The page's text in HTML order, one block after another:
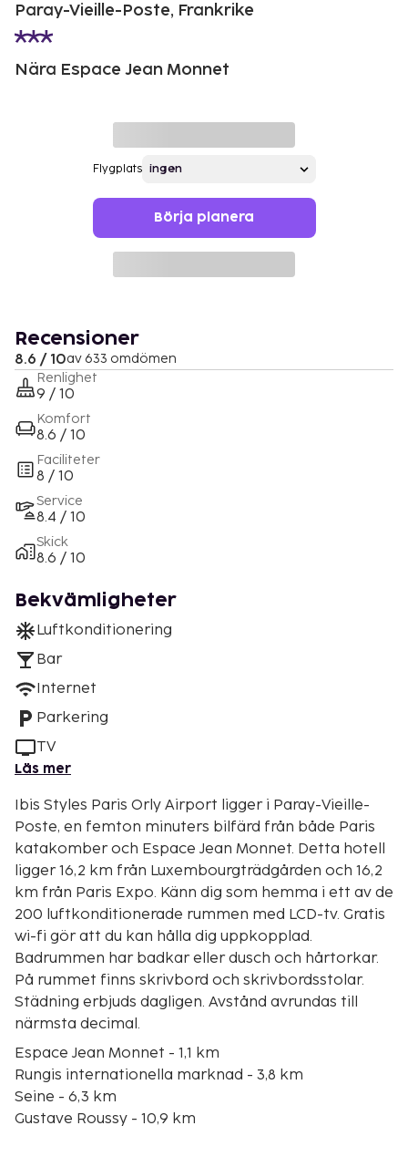
Paray-Vieille-Poste, Frankrike
Nära Espace Jean Monnet
Flygplats
Börja planera
Recensioner
8.6 / 10av 633 omdömen
Renlighet
9 / 10
Komfort
8.6 / 10
Faciliteter
8 / 10
Service
8.4 / 10
Skick
8.6 / 10
Bekvämligheter
Luftkonditionering
Bar
Internet
Parkering
TV
Läs mer
Ibis Styles Paris Orly Airport ligger i Paray-Vieille-
Poste, en femton minuters bilfärd från både Paris
katakomber och Espace Jean Monnet. Detta hotell
ligger 16,2 km från Luxembourgträdgården och 16,2
km från Paris Expo. Känn dig som hemma i ett av de
200 luftkonditionerade rummen med LCD-tv. Gratis
wi-fi gör att du kan hålla dig uppkopplad.
Badrummen har badkar eller dusch och hårtorkar.
På rummet finns skrivbord och skrivbordsstolar.
Städning erbjuds dagligen. Avstånd avrundas till
närmsta decimal.
Espace Jean Monnet - 1,1 km
Rungis internationella marknad - 3,8 km
Seine - 6,3 km
Gustave Roussy - 10,9 km